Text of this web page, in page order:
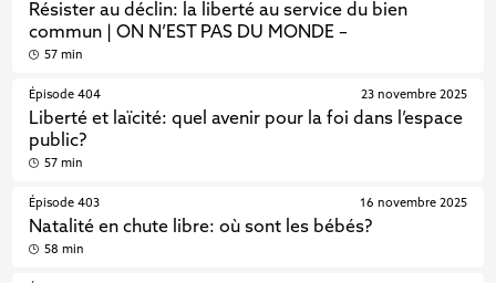
Résister au déclin: la liberté au service du bien
commun | ON N’EST PAS DU MONDE –
57 min
Épisode 404
Liberté et laïcité: quel avenir pour la foi dans l’espace
public?
23 novembre 2025
57 min
Épisode 403
Natalité en chute libre: où sont les bébés?
16 novembre 2025
58 min